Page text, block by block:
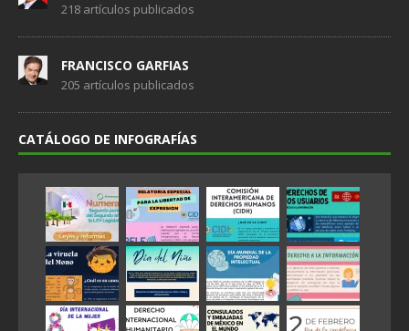
218 artículos publicados
FRANCISCO GARFIAS
205 artículos publicados
CATÁLOGO DE INFOGRAFÍAS